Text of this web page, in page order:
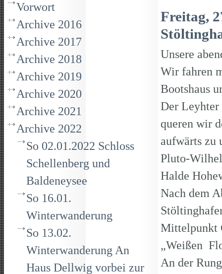
Vorwort
Archive 2016
Archive 2017
Archive 2018
Archive 2019
Archive 2020
Archive 2021
Archive 2022
So 02.01.2022 Schloss
Schellenberg und
Baldeneysee
So 16.01.
Winterwanderung
So 13.02.
Winterwanderung An
Haus Dellwig vorbei zur
Freitag,
Unsere
Wir fahren
Bootshaus
Der Leyhter
queren wir
aufwärts zu
Pluto-
Halde
Nach dem
Mittelpunkt
„Weißen
An der